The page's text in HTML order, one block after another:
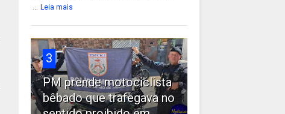
... Leia mais
3
PM prende motociclista
bêbado que trafegava no